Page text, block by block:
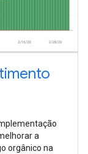
a
orgânico na